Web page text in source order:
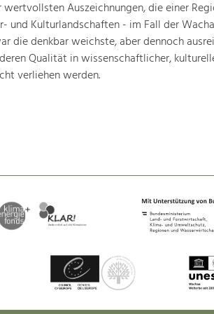
Auszeichnungen, die einer
und Kulturlandschaften - im Fall der
die denkbar weichste, aber dennoch
Qualität in wissenschaftlicher,
verliehen werden.